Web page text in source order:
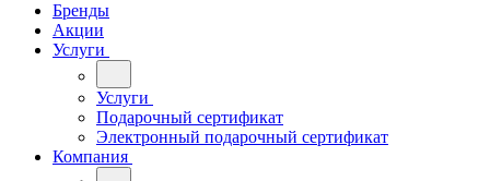
Бренды
Акции
Услуги
Услуги
Подарочный сертификат
Электронный подарочный сертификат
Компания